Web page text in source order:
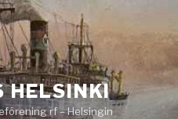
HELSINKI
rf – Helsingin